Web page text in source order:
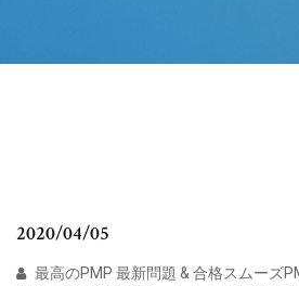
2020/04/05
最高のPMP 最新問題 & 合格スムーズ